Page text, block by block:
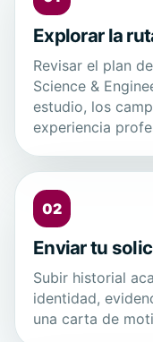
Explorar la
Revisar el plan
Science &
estudio, los
experiencia
02
Enviar tu
Subir historial
identidad,
una carta de